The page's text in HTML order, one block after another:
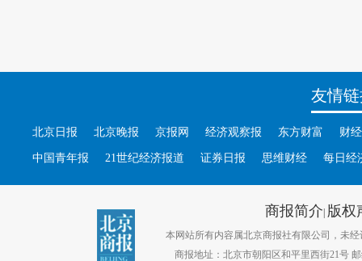
友情
北京日报 北京晚报 京报网 经济观察报 东方财富 财
中国青年报 21世纪经济报道 证券日报 思维财经 每日经
商报简介| 版权
本网站所有内容属北京商报社有限公司，未经
商报地址：北京市朝阳区和平里西街21号